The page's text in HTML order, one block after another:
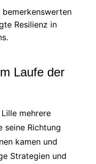
Resilienz in
Laufe der
mehrere
seine Richtung
kamen und
Strategien und